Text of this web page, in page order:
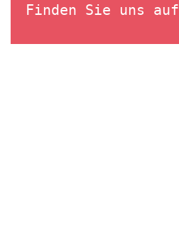
Finden Sie uns auf